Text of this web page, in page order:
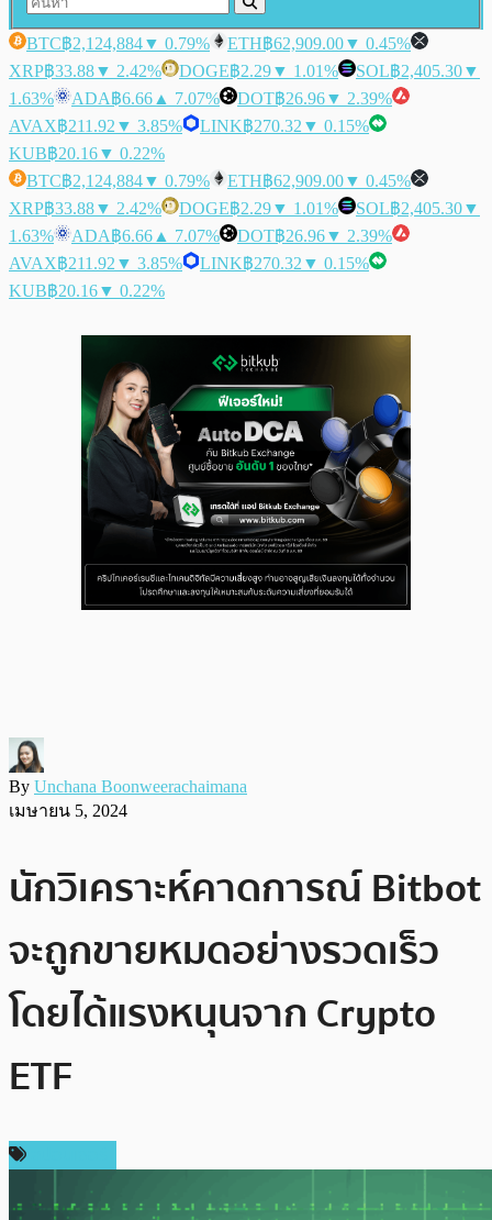
BTC฿2,124,884▼ 0.79% ETH฿62,909.00▼ 0.45%
XRP฿33.88▼ 2.42% DOGE฿2.29▼ 1.01% SOL฿2,405.30▼
1.63%
ADA฿6.66 ▲ 7.07% DOT฿26.96▼ 2.39%
AVAX฿211.92 ▼ 3.85% LINK฿270.32 ▼ 0.15%
KUB฿20.16▼ 0.22%
BTC฿2,124,884▼ 0.79% ETH฿62,909.00▼ 0.45%
XRP฿33.88▼ 2.42% DOGE฿2.29▼ 1.01% SOL฿2,405.30▼
1.63%
ADA฿6.66 ▲ 7.07% DOT฿26.96▼ 2.39%
AVAX฿211.92 ▼ 3.85% LINK฿270.32 ▼ 0.15%
KUB฿20.16▼ 0.22%
By Unchana Boonweerachaimana
เมษายน 5, 2024
นักวิเคราะห์คาดการณ์ Bitbot
จะถูกขายหมดอย่างรวดเร็ว
โดยได้แรงหนุนจาก Crypto
ETF